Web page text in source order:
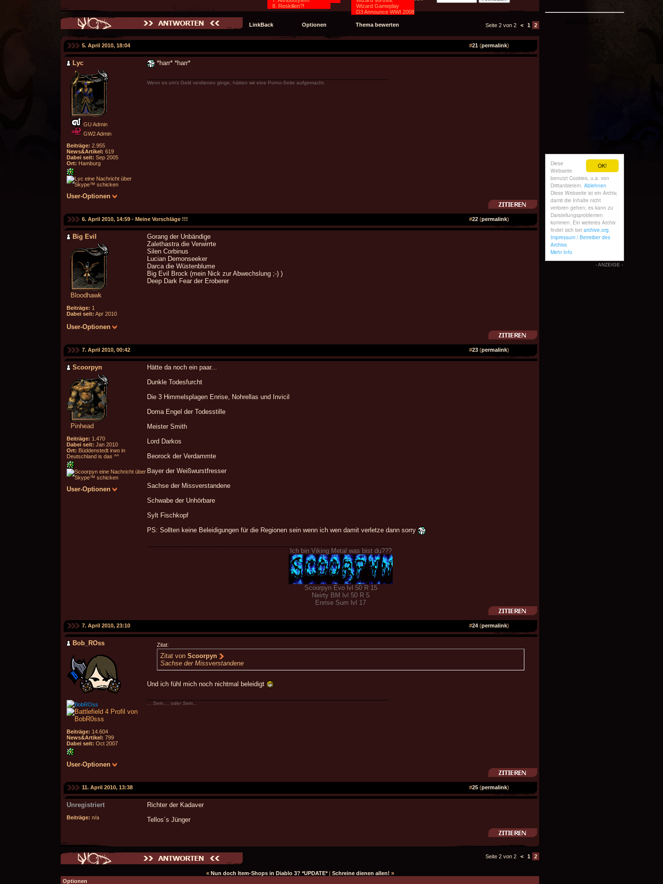
- ANZEIGE -
8. Reskillen?!
Wizard Gameplay
D3 Announce WWI 2008
LinkBack Optionen Thema bewerten Seite 2 von 2 < 1 2
5. April 2010, 18:04 #21 (permalink)
Lyc
GU Admin
GW2 Admin
Beiträge: 2.955
News&Artikel: 619
Dabei seit: Sep 2005
Ort: Hamburg
User-Optionen
*harr* *harr*
Wenn es um's Geld verdienen ginge, hätten wir eine Porno-Seite aufgemacht.
6. April 2010, 14:59 - Meine Vorschläge !!! #22 (permalink)
Big Evil
Bloodhawk
Beiträge: 1
Dabei seit: Apr 2010
User-Optionen
Gorang der Unbändige
Zalethastra die Verwirrte
Silen Corbinus
Lucian Demonseeker
Darca die Wüstenblume
Big Evil Brock (mein Nick zur Abwechslung ;-) )
Deep Dark Fear der Eroberer
7. April 2010, 00:42 #23 (permalink)
Scoorpyn
Pinhead
Beiträge: 1.470
Dabei seit: Jan 2010
Ort: Büddenstedt irwo in
Deutschland is das ^^
User-Optionen
Hätte da noch ein paar...
Dunkle Todesfurcht
Die 3 Himmelsplagen Enrise, Nohrellas und Invicil
Doma Engel der Todesstille
Meister Smith
Lord Darkos
Beorock der Verdammte
Bayer der Weißwurstfresser
Sachse der Missverstandene
Schwabe der Unhörbare
Sylt Fischkopf
PS: Sollten keine Beleidigungen für die Regionen sein wenn ich wen damit verletze dann sorry
Ich bin Viking Metal was bist du???
Scoorpyn Evo lvl 50 R 15
Neirty BM lvl 50 R 5
Enrise Sum lvl 17
7. April 2010, 23:10 #24 (permalink)
Bob_ROss
BobROss
Beiträge: 14.604
News&Artikel: 799
Dabei seit: Oct 2007
User-Optionen
Zitat:
Zitat von Scoorpyn
Sachse der Missverstandene
Und ich fühl mich noch nichtmal beleidigt
... Sein,... oder Sein...
11. April 2010, 13:38 #25 (permalink)
Unregistriert
Beiträge: n/a
Richter der Kadaver
Tellos´s Jünger
Seite 2 von 2 < 1 2
« Nun doch Item-Shops in Diablo 3? *UPDATE*| Schreine dienen allen! »
Optionen